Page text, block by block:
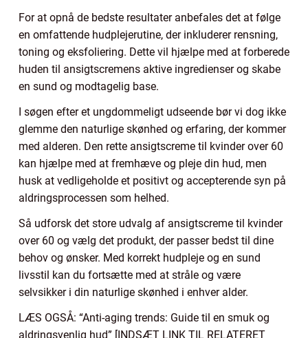
For at opnå de bedste resultater anbefales det at følge
en omfattende hudplejerutine, der inkluderer rensning,
toning og eksfoliering. Dette vil hjælpe med at forberede
huden til ansigtscremens aktive ingredienser og skabe
en sund og modtagelig base.
I søgen efter et ungdommeligt udseende bør vi dog ikke
glemme den naturlige skønhed og erfaring, der kommer
med alderen. Den rette ansigtscreme til kvinder over 60
kan hjælpe med at fremhæve og pleje din hud, men
husk at vedligeholde et positivt og accepterende syn på
aldringsprocessen som helhed.
Så udforsk det store udvalg af ansigtscreme til kvinder
over 60 og vælg det produkt, der passer bedst til dine
behov og ønsker. Med korrekt hudpleje og en sund
livsstil kan du fortsætte med at stråle og være
selvsikker i din naturlige skønhed i enhver alder.
LÆS OGSÅ: “Anti-aging trends: Guide til en smuk og
aldringsvenlig hud” [INDSÆT LINK TIL RELATERET